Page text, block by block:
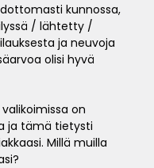
kunnossa,
/ lähtetty /
ja neuvoja
olisi hyvä
on
ja tämä tietysti
Millä muilla